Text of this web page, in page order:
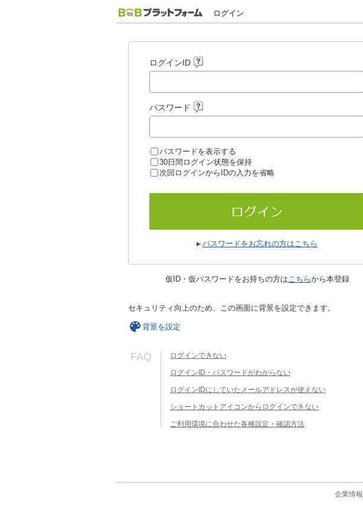
ログイン
ログインID
パスワード
パスワードを表示する
30日間ログイン状態を保持
次回ログインからIDの入力を省略
パスワードをお忘れの方はこちら
仮ID・仮パスワードをお持ちの方はこちらから本登録
セキュリティ向上のため、この画面に背景を設定できます。
背景を設定
FAQ ログインできない
ログインID・パスワードがわからない
ログインIDにしていたメールアドレスが使えない
ショートカットアイコンからログインできない
ご利用環境に合わせた各種設定・確認方法
企業情報